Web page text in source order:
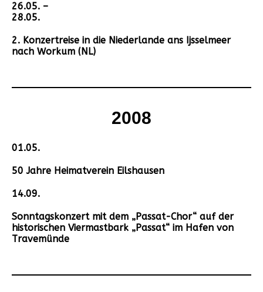
26.05. –
28.05.
2. Konzertreise in die Niederlande ans Ijsselmeer
nach Workum (NL)
2008
01.05.
50 Jahre Heimatverein Eilshausen
14.09.
Sonntagskonzert mit dem „Passat-Chor“ auf der
historischen Viermastbark „Passat“ im Hafen von
Travemünde